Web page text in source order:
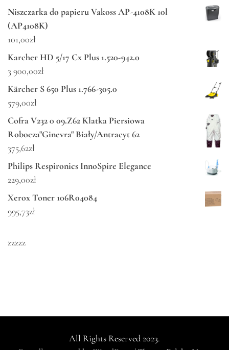
Niszczarka do papieru Vakoss AP-4108K 10l
(AP4108K)
101,00zł
Karcher HD 5/17 Cx Plus 1.520-942.0
3 900,00zł
Kärcher S 650 Plus 1.766-305.0
579,00zł
Cofra V232 0 09.Z62 Klatka Piersiowa
Robocza"Ginevra" Biały/Antracyt 62
375,62zł
Philips Respironics InnoSpire Elegance
229,00zł
Xerox Toner 106R04084
995,73zł
zzzzz
All Rights Reserved 2023.